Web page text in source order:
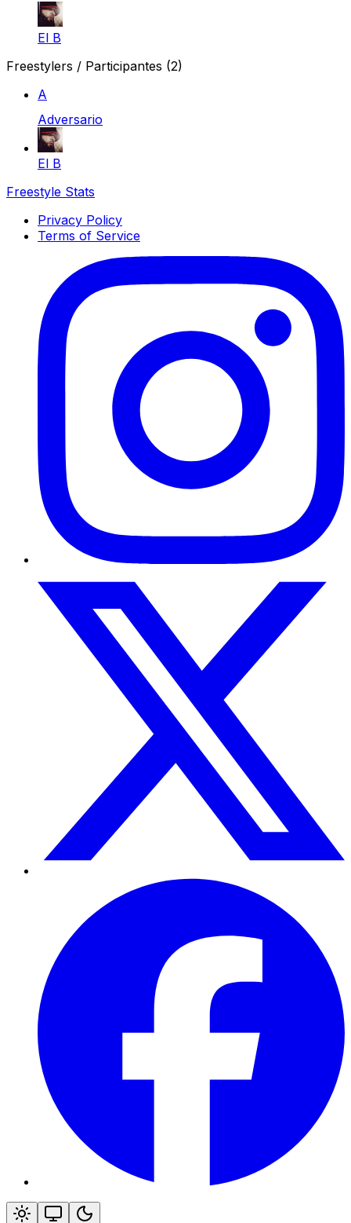
El B
Freestylers / Participantes (2)
A
Adversario
El B
Freestyle Stats
Privacy Policy
Terms of Service